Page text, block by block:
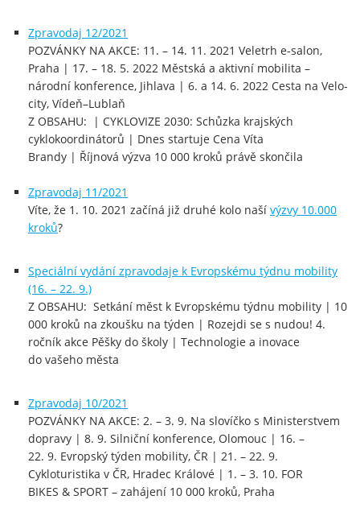
Zpravodaj 12/2021
POZVÁNKY NA AKCE: 11. – 14. 11. 2021 Veletrh e-salon,
Praha | 17. – 18. 5. 2022 Městská a aktivní mobilita –
národní konference, Jihlava | 6. a 14. 6. 2022 Cesta na Velo-
city, Vídeň–Lublaň
Z OBSAHU: | CYKLOVIZE 2030: Schůzka krajských
cyklokoordinátorů | Dnes startuje Cena Víta
Brandy | Říjnová výzva 10 000 kroků právě skončila
Zpravodaj 11/2021
Víte, že 1. 10. 2021 začíná již druhé kolo naší výzvy 10.000
kroků?
Speciální vydání zpravodaje k Evropskému týdnu mobility
(16. – 22. 9.)
Z OBSAHU: Setkání měst k Evropskému týdnu mobility | 10
000 kroků na zkoušku na týden | Rozejdi se s nudou! 4.
ročník akce Pěšky do školy | Technologie a inovace
do vašeho města
Zpravodaj 10/2021
POZVÁNKY NA AKCE: 2. – 3. 9. Na slovíčko s Ministerstvem
dopravy | 8. 9. Silniční konference, Olomouc | 16. –
22. 9. Evropský týden mobility, ČR | 21. – 22. 9.
Cykloturistika v ČR, Hradec Králové | 1. – 3. 10. FOR
BIKES & SPORT – zahájení 10 000 kroků, Praha